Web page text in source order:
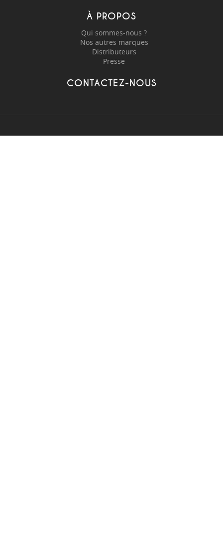
À PROPOS
Qui sommes-nous ?
Nos autres marques
Distributeurs
Presse
CONTACTEZ-NOUS